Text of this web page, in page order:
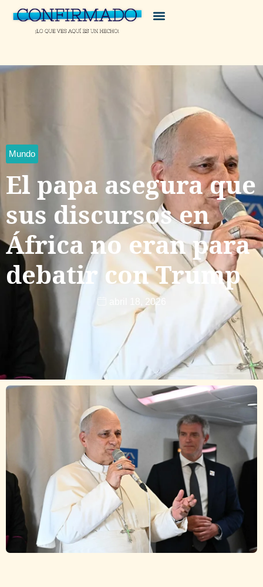
Mundo
El papa asegura que
sus discursos en
África no eran para
debatir con Trump
abril 18, 2026